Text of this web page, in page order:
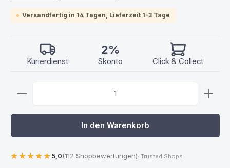
Versandfertig in 14 Tagen, Lieferzeit 1-3 Tage
Kurierdienst
2%
Skonto Click & Collect
Produkt Anzahl: Gib den gewünschten Wert ein
In den Warenkorb
5,0(112 Shopbewertungen)· Trusted Shops